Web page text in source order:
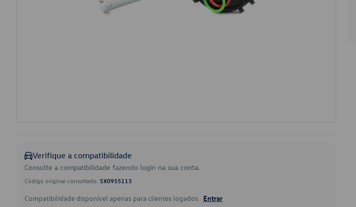
Verifique a compatibilidade
Consulte a compatibilidade fazendo login na sua conta.
Código original consultado: 5X0955113
Compatibilidade disponível apenas para clientes logados. Entrar